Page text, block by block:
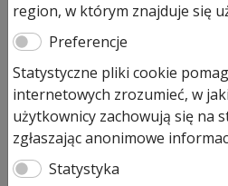
Poliestrowa farba
puszce (1kg)
566,00zł
Pozostało tylko: 1
region, w którym znajduje się
Preferencje
Statystyczne pliki cookie
internetowych zrozumieć, w
użytkownicy zachowują się na
zgłaszając anonimowe
Statystyka